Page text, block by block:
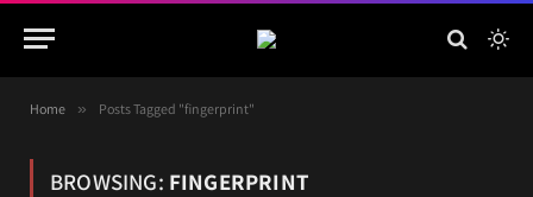
Home » Posts Tagged "fingerprint"
BROWSING: FINGERPRINT